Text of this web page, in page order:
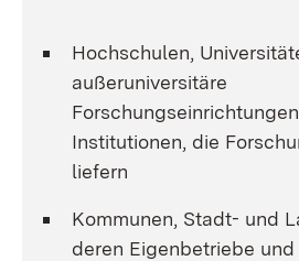
Hochschulen,
außeruniversitäre
Institutionen, die
liefern
Kommunen, Stadt- und
deren Eigenbetriebe und